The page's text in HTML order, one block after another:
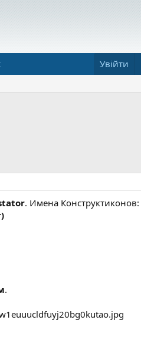
Увійти
. Имена Конструктиконов:
.